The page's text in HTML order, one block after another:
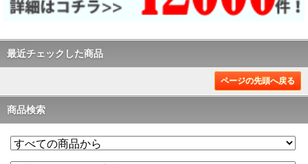
最近チェックした商品
ページの先頭へ戻る
商品検索